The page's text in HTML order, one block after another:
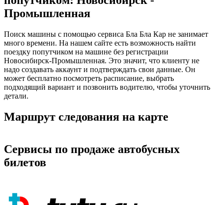
Промышленная
Поиск машины с помощью сервиса Бла Бла Кар не занимает
много времени. На нашем сайте есть возможность найти
поездку попутчиком на машине без регистрации
Новосибирск-Промышленная. Это значит, что клиенту не
надо создавать аккаунт и подтверждать свои данные. Он
может бесплатно посмотреть расписание, выбрать
подходящий вариант и позвонить водителю, чтобы уточнить
детали.
Маршрут следования на карте
Сервисы по продаже автобусных
билетов